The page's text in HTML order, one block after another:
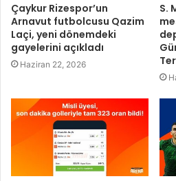
Çaykur Rizespor’un
Arnavut futbolcusu Qazim
Laçi, yeni dönemdeki
gayelerini açıkladı
Haziran 22, 2026
S.